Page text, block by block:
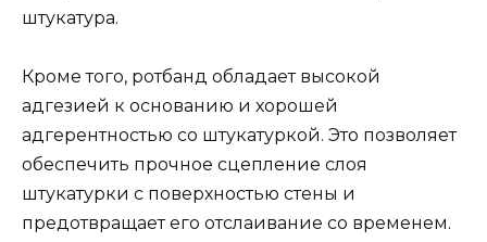
штукатура.
Кроме того, ротбанд обладает высокой
адгезией к основанию и хорошей
адгерентностью со штукатуркой. Это позволяет
обеспечить прочное сцепление слоя
штукатурки с поверхностью стены и
предотвращает его отслаивание со временем.